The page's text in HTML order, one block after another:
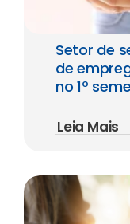
Setor de
de
no 1º
Leia Mais